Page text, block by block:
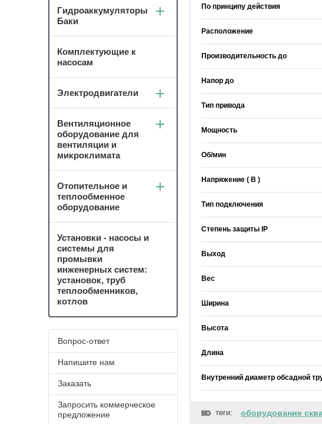
По принципу действия
Расположение
Производительность до
Напор до
Тип привода
Мощность
Об/мин
Напряжение ( В )
Тип подключения
Степень защиты IP
Выход
Вес
Ширина
Высота
Длина
Внутренний диаметр обсадной
теги: оборудование
Гидроаккумуляторы
Баки
Комплектующие к
насосам
Электродвигатели
Вентиляционное
оборудование для
вентиляции и
микроклимата
Отопительное и
теплообменное
оборудование
Установки - насосы и
системы для
промывки
инженерных систем:
установок, труб
теплообменников,
котлов
Вопрос-ответ
Напишите нам
Заказать
Запросить коммерческое
предложение